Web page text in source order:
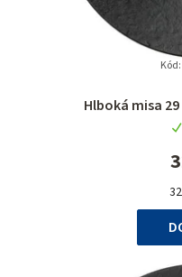
Hlboká misa
Kód: